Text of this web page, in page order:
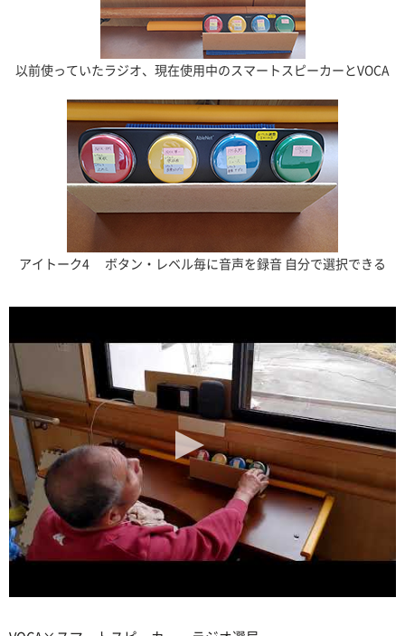
以前使っていたラジオ、現在使用中のスマートスピーカーとVOCA
アイトーク4 ボタン・レベル毎に音声を録音 自分で選択できる